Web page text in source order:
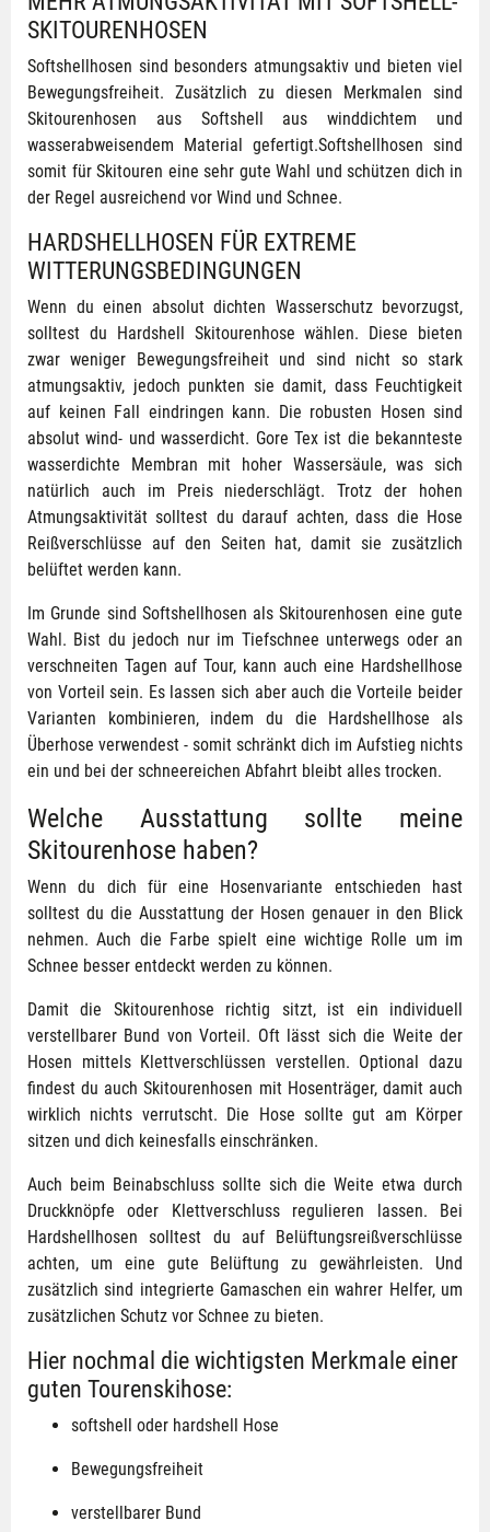
SKITOURENHOSEN
Softshellhosen sind besonders atmungsaktiv und bieten viel
Bewegungsfreiheit. Zusätzlich zu diesen Merkmalen sind
Skitourenhosen aus Softshell aus winddichtem und
wasserabweisendem Material gefertigt.Softshellhosen sind
somit für Skitouren eine sehr gute Wahl und schützen dich in
der Regel ausreichend vor Wind und Schnee.
HARDSHELLHOSEN FÜR EXTREME
WITTERUNGSBEDINGUNGEN
Wenn du einen absolut dichten Wasserschutz bevorzugst,
solltest du Hardshell Skitourenhose wählen. Diese bieten
zwar weniger Bewegungsfreiheit und sind nicht so stark
atmungsaktiv, jedoch punkten sie damit, dass Feuchtigkeit
auf keinen Fall eindringen kann. Die robusten Hosen sind
absolut wind- und wasserdicht. Gore Tex ist die bekannteste
wasserdichte Membran mit hoher Wassersäule, was sich
natürlich auch im Preis niederschlägt. Trotz der hohen
Atmungsaktivität solltest du darauf achten, dass die Hose
Reißverschlüsse auf den Seiten hat, damit sie zusätzlich
belüftet werden kann.
Im Grunde sind Softshellhosen als Skitourenhosen eine gute
Wahl. Bist du jedoch nur im Tiefschnee unterwegs oder an
verschneiten Tagen auf Tour, kann auch eine Hardshellhose
von Vorteil sein. Es lassen sich aber auch die Vorteile beider
Varianten kombinieren, indem du die Hardshellhose als
Überhose verwendest - somit schränkt dich im Aufstieg nichts
ein und bei der schneereichen Abfahrt bleibt alles trocken.
Welche Ausstattung sollte meine
Skitourenhose haben?
Wenn du dich für eine Hosenvariante entschieden hast
solltest du die Ausstattung der Hosen genauer in den Blick
nehmen. Auch die Farbe spielt eine wichtige Rolle um im
Schnee besser entdeckt werden zu können.
Damit die Skitourenhose richtig sitzt, ist ein individuell
verstellbarer Bund von Vorteil. Oft lässt sich die Weite der
Hosen mittels Klettverschlüssen verstellen. Optional dazu
findest du auch Skitourenhosen mit Hosenträger, damit auch
wirklich nichts verrutscht. Die Hose sollte gut am Körper
sitzen und dich keinesfalls einschränken.
Auch beim Beinabschluss sollte sich die Weite etwa durch
Druckknöpfe oder Klettverschluss regulieren lassen. Bei
Hardshellhosen solltest du auf Belüftungsreißverschlüsse
achten, um eine gute Belüftung zu gewährleisten. Und
zusätzlich sind integrierte Gamaschen ein wahrer Helfer, um
zusätzlichen Schutz vor Schnee zu bieten.
Hier nochmal die wichtigsten Merkmale einer
guten Tourenskihose:
softshell oder hardshell Hose
Bewegungsfreiheit
verstellbarer Bund